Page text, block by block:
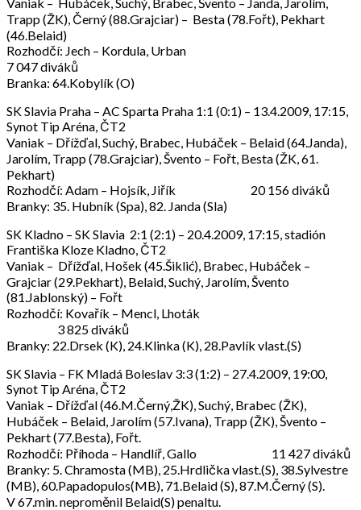
Trapp (ŽK), Černý (88.Grajciar) – Besta (78.Fořt), Pekhart
(46.Belaid)
Rozhodčí: Jech – Kordula, Urban
7 047 diváků
Branka: 64.Kobylík (O)
SK Slavia Praha – AC Sparta Praha 1:1 (0:1) – 13.4.2009, 17:15,
Synot Tip Aréna, ČT2
Vaniak – Dřížďal, Suchý, Brabec, Hubáček – Belaid (64.Janda),
Jarolím, Trapp (78.Grajciar), Švento – Fořt, Besta (ŽK, 61.
Pekhart)
Rozhodčí: Adam – Hojsík, Jiřík 20 156 diváků
Branky: 35. Hubník (Spa), 82. Janda (Sla)
SK Kladno – SK Slavia 2:1 (2:1) – 20.4.2009, 17:15, stadión
Františka Kloze Kladno, ČT2
Vaniak – Dřížďal, Hošek (45.Šiklić), Brabec, Hubáček –
Grajciar (29.Pekhart), Belaid, Suchý, Jarolím, Švento
(81.Jablonský) – Fořt
Rozhodčí: Kovařík – Mencl, Lhoták
3 825 diváků
Branky: 22.Drsek (K), 24.Klinka (K), 28.Pavlík vlast.(S)
SK Slavia – FK Mladá Boleslav 3:3 (1:2) – 27.4.2009, 19:00,
Synot Tip Aréna, ČT2
Vaniak – Dřížďal (46.M.Černý,ŽK), Suchý, Brabec (ŽK),
Hubáček – Belaid, Jarolím (57.Ivana), Trapp (ŽK), Švento –
Pekhart (77.Besta), Fořt.
Rozhodčí: Příhoda – Handlíř, Gallo 11 427 diváků
Branky: 5. Chramosta (MB), 25.Hrdlička vlast.(S), 38.Sylvestre
(MB), 60.Papadopulos(MB), 71.Belaid (S), 87.M.Černý (S).
V 67.min. neproměnil Belaid(S) penaltu.